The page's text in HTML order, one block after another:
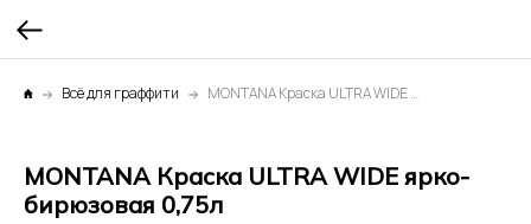
Всё для граффити MONTANA Краска ULTRA WIDE ярко-бирюзовая 0,75л
MONTANA Краска ULTRA WIDE ярко-
бирюзовая 0,75л